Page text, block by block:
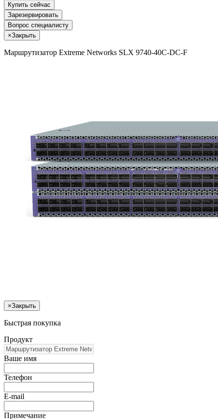
Купить сейчас
Зарезервировать
Вопрос специалисту
×Закрыть
Маршрутизатор Extreme Networks SLX 9740-40C-DC-F
×Закрыть
Быстрая покупка
Продукт
Ваше имя
Телефон
E-mail
Примечание